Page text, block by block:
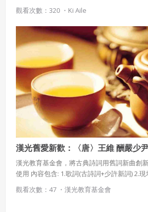
最天才、最閃亮的偶像明星」 。他是受聘於
團和美國五大交響樂團的第一位中國鋼琴家
為「將改變世界的20名青年」之一。現居美
觀看次數：320 ・ Ki Aile
漢光舊愛新歡：〈唐〉王維 酬嚴少
酬友人見過不遇
漢光教育基金會，將古典詩詞用舊詞新曲創
使用 內容包含: 1.歌詞(古詩詞+少許新詞) 2.
吟唱影片(部分演示) 4.阿卡貝拉演唱影片(部分
琴/吉他譜 7.合唱譜(部分演示)。 唐朝（618年
觀看次數：47 ・ 漢光教育基金會